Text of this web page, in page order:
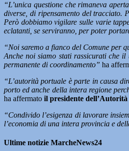
“L’unica questione che rimaneva
diverse, di ripensamento del tracciato.
Però dobbiamo vigilare sulle varie
eclatanti, se serviranno, per poter
“Noi saremo a fianco del Comune per
Anche noi siamo stati rassicurati che
permanente di coordinamento” ha
“L’autorità portuale è parte in causa
porto ed anche della intera regione
ha affermato il presidente
“Condivido l’esigenza di lavorare
l’economia di una intera provincia e
Ultime notizie MarcheNews24